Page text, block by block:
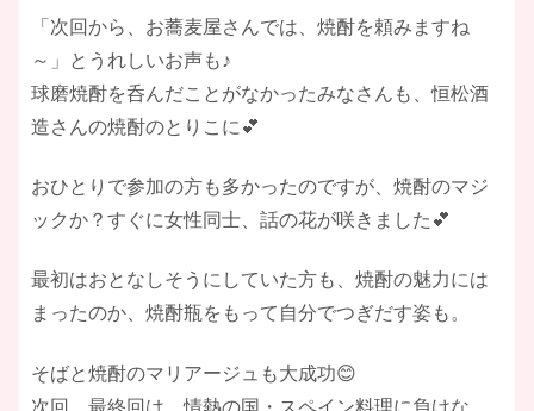
「次回から、お蕎麦屋さんでは、焼酎を頼みますね
～」とうれしいお声も♪
球磨焼酎を呑んだことがなかったみなさんも、恒松酒
造さんの焼酎のとりこに💕
おひとりで参加の方も多かったのですが、焼酎のマジ
ックか？すぐに女性同士、話の花が咲きました💕
最初はおとなしそうにしていた方も、焼酎の魅力には
まったのか、焼酎瓶をもって自分でつぎだす姿も。
そばと焼酎のマリアージュも大成功😊
次回、最終回は、情熱の国・スペイン料理に負けな